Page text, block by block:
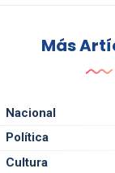
Más
Nacional
Política
Cultura